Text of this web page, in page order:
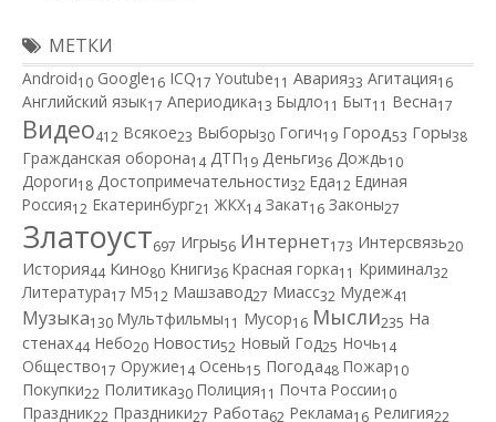
МЕТКИ
Android10 Google16 ICQ17 Youtube11 Авария33 Агитация16
Английский язык17 Апериодика13 Быдло11 Быт11 Весна17
Видео412 Всякое23 Выборы30 Гогич19 Город53 Горы38
Гражданская оборона14 ДТП19 Деньги36 Дождь10
Дороги18 Достопримечательности32 Еда12 Единая
Россия12 Екатеринбург21 ЖКХ14 Закат16 Законы27
Златоуст697 Игры56 Интернет173 Интерсвязь20
История44 Кино80 Книги36 Красная горка11 Криминал32
Литература17 М512 Машзавод27 Миасс32 Мудеж41
Музыка130 Мультфильмы11 Мусор16 Мысли235 На
стенах44 Небо20 Новости52 Новый Год25 Ночь14
Общество17 Оружие14 Осень15 Погода48 Пожар10
Покупки22 Политика30 Полиция11 Почта России10
Праздник22 Праздники27 Работа62 Реклама16 Религия22